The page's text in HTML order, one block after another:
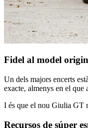
Fidel al model
Un dels majors encerts
exacte, almenys en el que
I és que el nou Giulia GT
Recursos de súper